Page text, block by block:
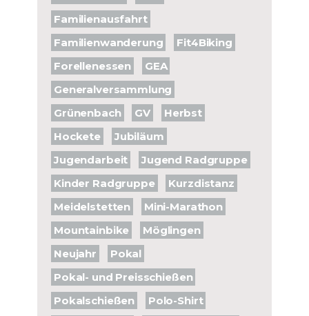
Familienausfahrt
Familienwanderung
Fit4Biking
Forellenessen
GEA
Generalversammlung
Grünenbach
GV
Herbst
Hockete
Jubiläum
Jugendarbeit
Jugend Radgruppe
Kinder Radgruppe
Kurzdistanz
Meidelstetten
Mini-Marathon
Mountainbike
Möglingen
Neujahr
Pokal
Pokal- und Preisschießen
Pokalschießen
Polo-Shirt